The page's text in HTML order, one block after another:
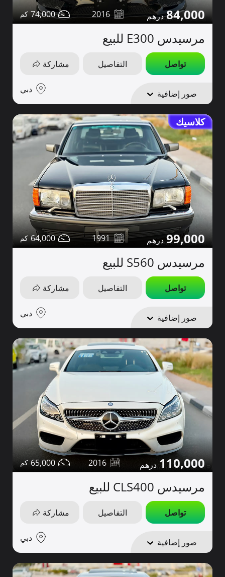
84,000
2016
74,000
مرسيدس E300 للبيع
تواصل التفاصيل مشاركة
صور إضافية دبي
كلاسيك
99,000
1991
64,000
مرسيدس S560 للبيع
تواصل التفاصيل مشاركة
صور إضافية دبي
110,000
2016
65,000
مرسيدس CLS400 للبيع
تواصل التفاصيل مشاركة
صور إضافية دبي